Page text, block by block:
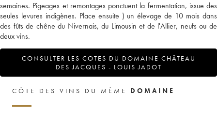
semaines. Pigeages et remontages ponctuent la fermentation, issue des
seules levures indigènes. Place ensuite ) un élevage de 10 mois dans
des fûts de chêne du Nivernais, du Limousin et de l'Allier, neufs ou de
deux vins.
CONSULTER LES COTES DU DOMAINE CHÂTEAU
DES JACQUES - LOUIS JADOT
CÔTE DES VINS DU MÊME DOMAINE